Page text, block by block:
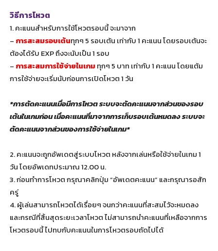
วิธีการโหวต
1. คะแนนสำหรับการใช้โหวตรอบนี้ จะมาจาก
– การสะสมรอบเต้นทุกๆ 5 รอบเต้น เท่ากับ 1 คะแนน โดยรอบเต้นจะ
ต้องได้รับ EXP ถึงจะนับเป็น 1 รอบ
– การสะสมการใช้จ่ายในเกม ทุกๆ 5 บาท เท่ากับ 1 คะแนน โดยแต้ม
การใช้จ่ายจะเริ่มนับก่อนการเปิดโหวต 1 วัน
*การตัดคะแนนเมื่อมีการโหวต ระบบจะตัดคะแนนจากส่วนของรอบ
เต้นในเกมก่อน เมื่อคะแนนที่มาจากการเก็บรอบเต้นหมดลง ระบบจะ
ตัดคะแนนจากส่วนของการใช้จ่ายในเกม*
2.คะแนนจะถูกอัพเดตสู่ระบบโหวต หลังจากเล่นหรือใช้จ่ายในเกม1
วัน โดยอัพเดทประมาณ12.00น.
3.ก่อนทำการโหวต กรุณาคลิกปุ่ม“อัพเดตคะแนน” และกรุณารอสัก
ครู่
4.ผู้เล่นสามารถโหวตได้เรื่อยๆ จนกว่าคะแนนที่สะสมไว้จะหมดลง
และกรณีที่สิ้นสุดระยะเวลาโหวต ไม่สามารถนำคะแนนที่เหลือจากการ
โหวตรอบนี้ ไปทบกับคะแนนในการโหวตรอบถัดไปได้